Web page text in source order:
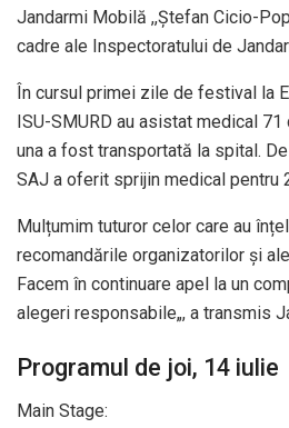
Jandarmi Mobilă ,,Ştefan Cicio-
cadre ale Inspectoratului de
În cursul primei zile de festival la
ISU-SMURD au asistat medical
una a fost transportată la spital.
SAJ a oferit sprijin medical pentru
Mulțumim tuturor celor care au
recomandările organizatorilor și
Facem în continuare apel la un
alegeri responsabile„, a transmis
Programul de joi, 14 iulie
Main Stage: